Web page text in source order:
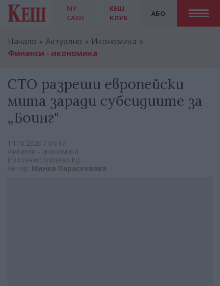
MY
CASH
АБО
КЕШ
КЛУБ
Начало Актуално
Икономика
Финанси - икономика
СТО разреши европейски
мита заради субсидиите за
„Боинг"
14.10.2020 / 04:47
Финанси - икономика
Източник: bntnews.bg
Автор: Минка Параскевова